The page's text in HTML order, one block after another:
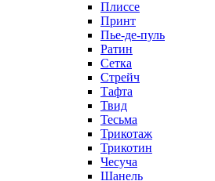
Плиссе
Принт
Пье-де-пуль
Ратин
Сетка
Стрейч
Тафта
Твид
Тесьма
Трикотаж
Трикотин
Чесуча
Шанель